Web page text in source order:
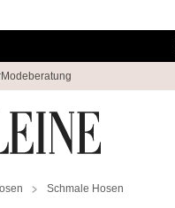
Modeberatung
Schmale Hosen